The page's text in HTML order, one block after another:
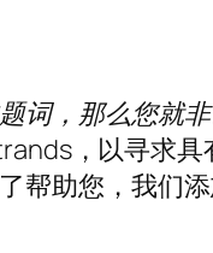
词，那么您就
，以寻求
帮助您，我们